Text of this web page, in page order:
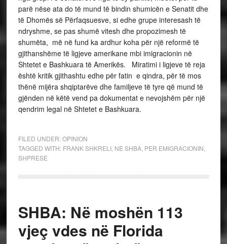
parë nëse ata do të mund të bindin shumicën e Senatit dhe
të Dhomës së Përfaqsuesve, si edhe grupe interesash të
ndryshme, se pas shumë vitesh dhe propozimesh të
shumëta, më në fund ka ardhur koha për një reformë të
gjithanshëme të ligjeve amerikane mbi imigracionin në
Shtetet e Bashkuara të Amerikës. Miratimi i ligjeve të reja
është kritik gjithashtu edhe për fatin e qindra, për të mos
thënë mijëra shqiptarëve dhe familjeve të tyre që mund të
gjënden në këtë vend pa dokumentat e nevojshëm për një
qendrim legal në Shtetet e Bashkuara.
FILED UNDER:OPINION
TAGGED WITH: FRANK SHKRELI, NE SHBA, PER EMIGRACIONIN
SHPRESE
SHBA: Në moshën 113
vjeç vdes në Florida